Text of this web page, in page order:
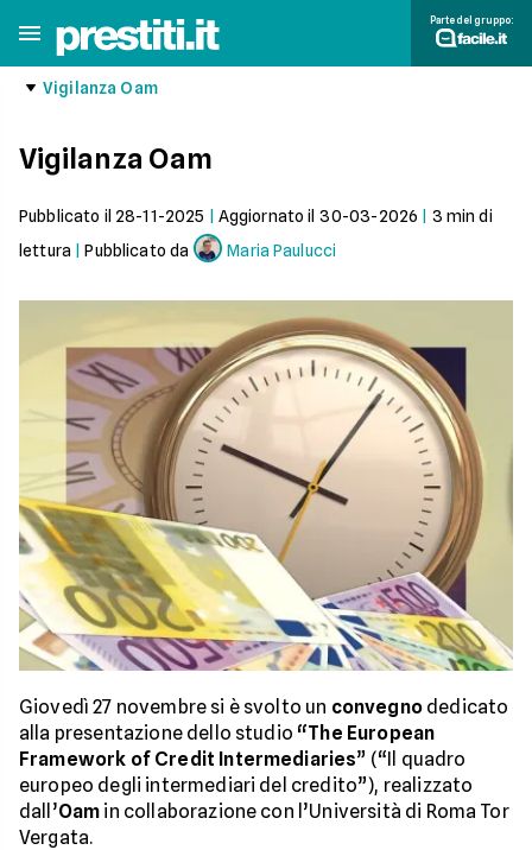
Parte del gruppo:
Vigilanza Oam
Vigilanza Oam
Pubblicato il 28-11-2025 Aggiornato il 30-03-2026 3 min di
lettura |Pubblicato da Maria Paulucci
Giovedì 27 novembre si è svolto un convegnodedicato
alla presentazione dello studio “The European
Framework of Credit Intermediaries” (“Il quadro
europeo degli intermediari del credito”), realizzato
dall’Oam in collaborazione con l’Università di Roma Tor
Vergata.